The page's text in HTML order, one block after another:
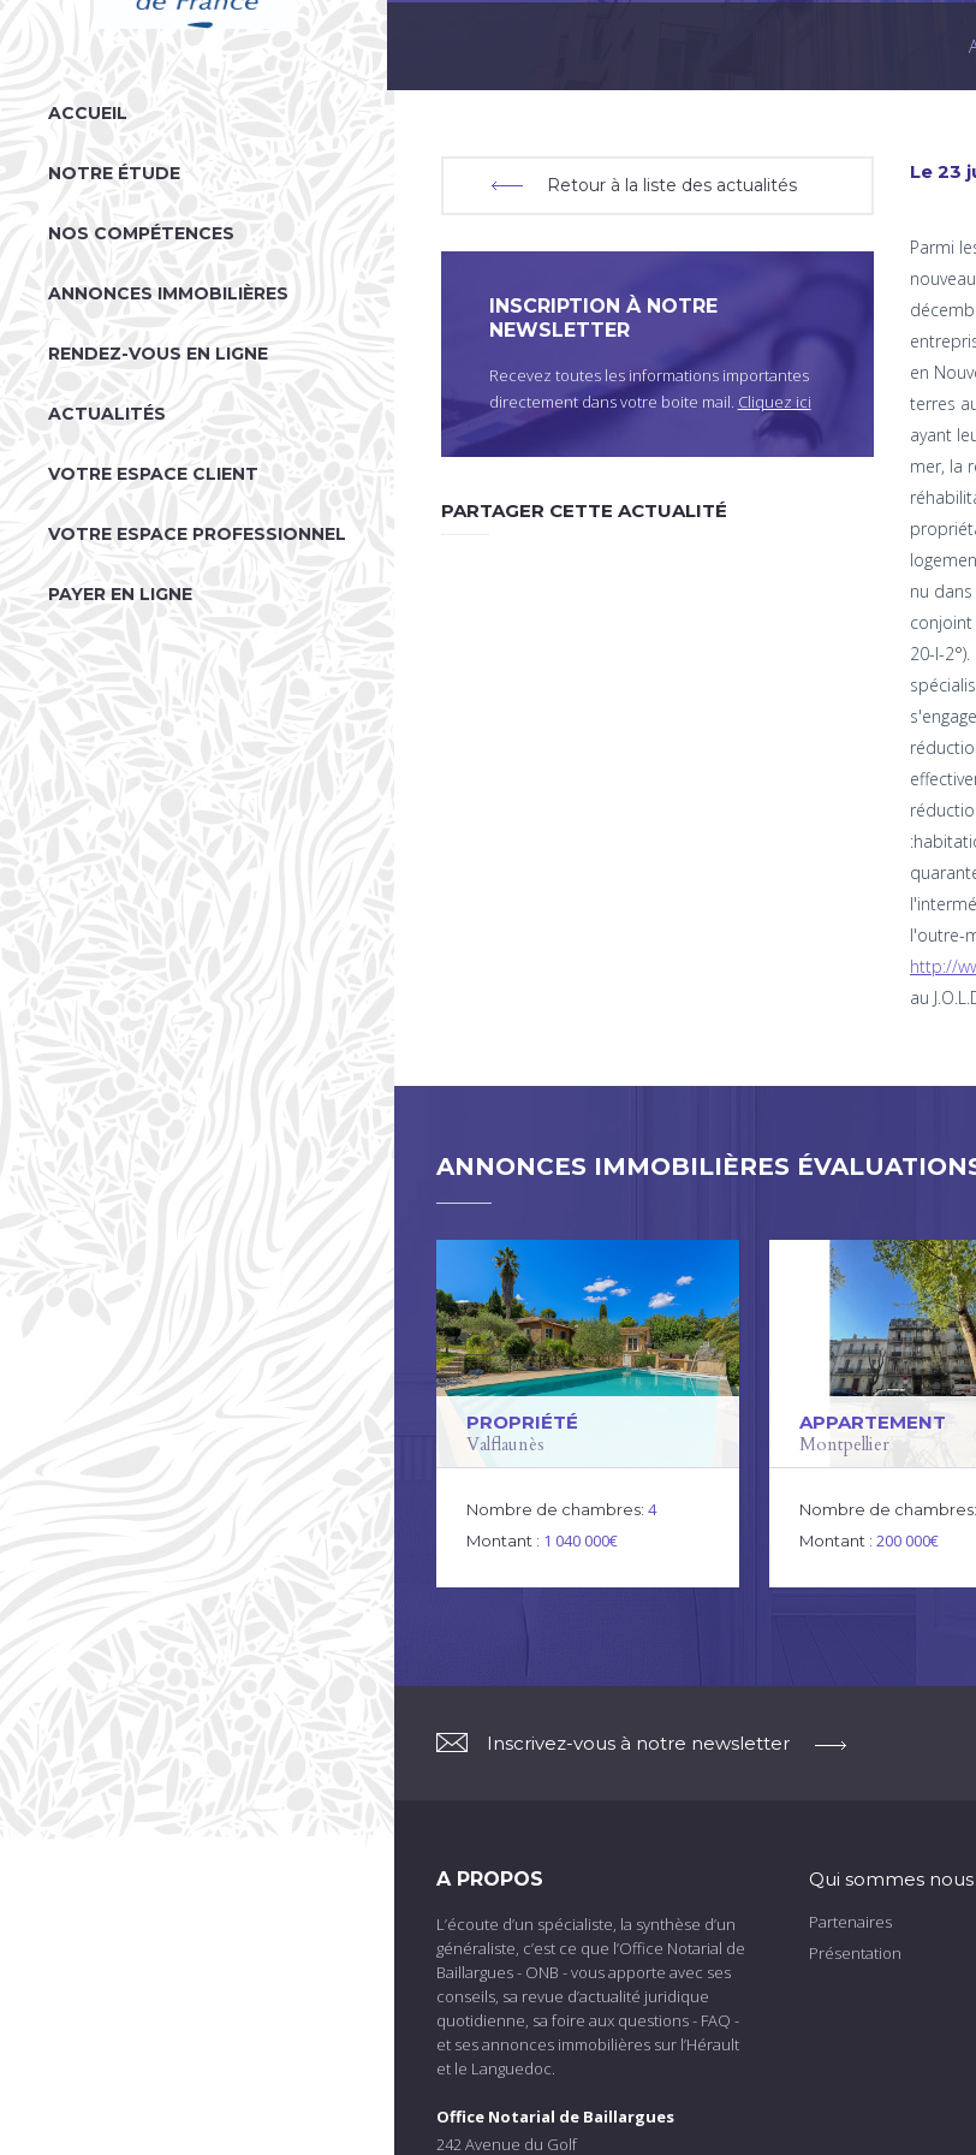
ACCUEIL
NOTRE ÉTUDE
NOS COMPÉTENCES
ANNONCES IMMOBILIÈRES
RENDEZ-VOUS EN LIGNE
ACTUALITÉS
VOTRE ESPACE CLIENT
VOTRE ESPACE PROFESSIONNEL
PAYER EN LIGNE
V
Ê
Retour à la liste des actualités
INSCRIPTION À NOTRE
NEWSLETTER
Recevez toutes les informations importantes
directement dans votre boite mail. Cliquez ici
PARTAGER CETTE ACTUALITÉ
Le 23
Parmi
en
terres
ayant
mer, la
nu
20-I-
l'outre-
http://
au
ANNONCES IMMOBILIÈRES
PROPRIÉTÉ
Valflaunès
Nombre de chambres: 4
Montant : 1 040 000€
APPARTEMENT
Montpellier
Nombre de chambres:
Montant : 200 000€
Inscrivez-vous à notre newsletter
A PROPOS
L’écoute d’un spécialiste, la synthèse d’un
généraliste, c’est ce que l’Office Notarial de
Baillargues - ONB - vous apporte avec ses
conseils, sa revue d’actualité juridique
quotidienne, sa foire aux questions - FAQ -
et ses annonces immobilières sur l’Hérault
et le Languedoc.
Office Notarial de Baillargues
242 Avenue du Golf
Qui sommes nous
Partenaires
Présentation